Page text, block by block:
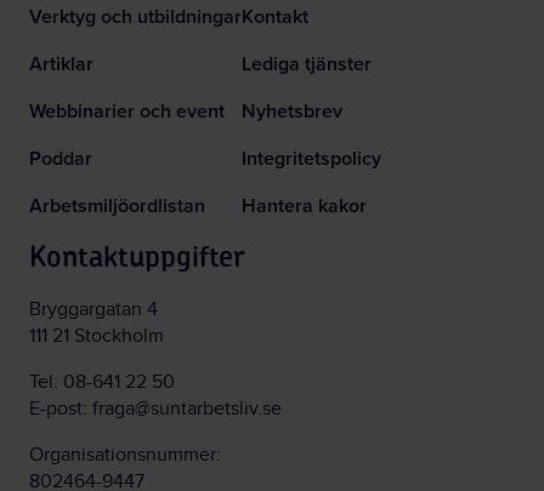
Verktyg och utbildningar
Artiklar
Webbinarier och event
Poddar
Arbetsmiljöordlistan
Kontakt
Lediga tjänster
Nyhetsbrev
Integritetspolicy
Hantera kakor
Kontaktuppgifter
Bryggargatan 4
111 21 Stockholm
Tel: 08-641 22 50
E-post: fraga@suntarbetsliv.se
Organisationsnummer:
802464-9447